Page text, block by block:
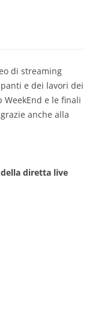
di streaming
e dei lavori dei
e le finali
anche alla
diretta live